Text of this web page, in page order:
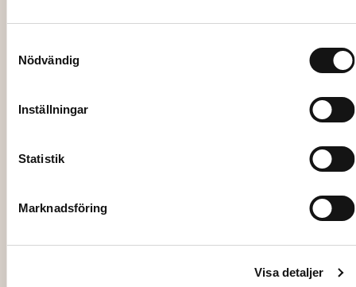
Nödvändig
Inställningar
Statistik
Marknadsföring
Visa detaljer